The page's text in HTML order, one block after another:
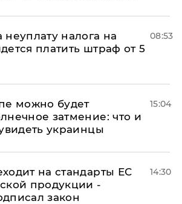
налога на
платить штраф от 5
08:53
можно будет
затмение: что и
украинцы
15:04
на стандарты ЕС
продукции -
закон
14:30